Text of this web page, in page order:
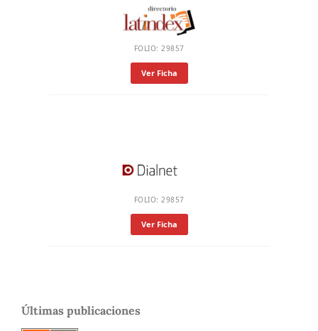
FOLIO: 29857
Ver Ficha
FOLIO: 29857
Ver Ficha
Últimas publicaciones